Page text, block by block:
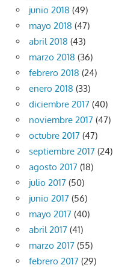
junio 2018 (49)
mayo 2018 (47)
abril 2018 (43)
marzo 2018 (36)
febrero 2018 (24)
enero 2018 (33)
diciembre 2017 (40)
noviembre 2017 (47)
octubre 2017 (47)
septiembre 2017 (24)
agosto 2017 (18)
julio 2017 (50)
junio 2017 (56)
mayo 2017 (40)
abril 2017 (41)
marzo 2017 (55)
febrero 2017 (29)